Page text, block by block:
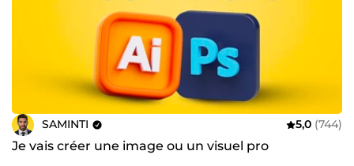
SAMINTI 5,0 (744)
Je vais créer une image ou un visuel pro